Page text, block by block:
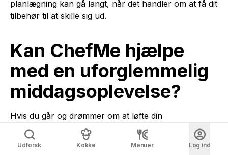
planlægning kan gå langt, når det handler om at få dit
tilbehør til at skille sig ud.
Kan ChefMe hjælpe
med en uforglemmelig
middagsoplevelse?
Hvis du går og drømmer om at løfte din
middagsoplevelse til nye højder, kan ChefMe være
svaret. ChefMe tilbyder en unik mulighed for at gøre
Udforsk Kokke Menuer Log ind